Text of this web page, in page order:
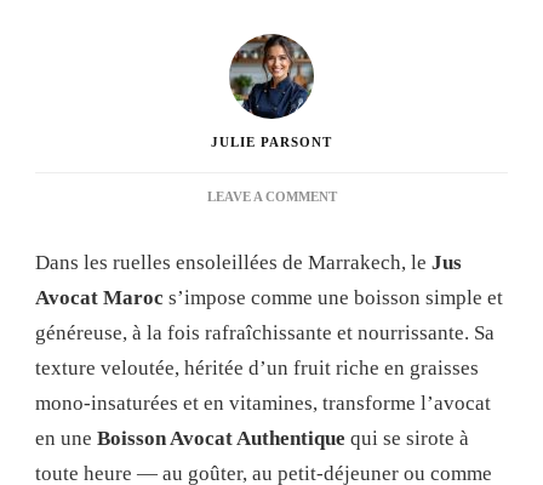
JULIE PARSONT
LEAVE A COMMENTON
MAROC
COMPLET
RÉALISER
LA
ONCTUEUSE
ET
Dans les ruelles ensoleillées de Marrakech, le Jus
Avocat Maroc s’impose comme une boisson simple et
généreuse, à la fois rafraîchissante et nourrissante. Sa
texture veloutée, héritée d’un fruit riche en graisses
mono-insaturées et en vitamines, transforme l’avocat
en une Boisson Avocat Authentique qui se sirote à
toute heure — au goûter, au petit-déjeuner ou comme